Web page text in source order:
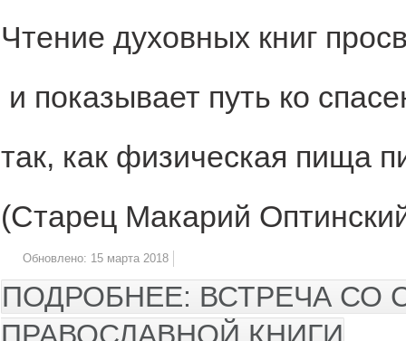
Чтение духовных книг
и показывает путь ко
так, как физическая пища
(Старец Макарий
Обновлено: 15 марта 2018
ПОДРОБНЕЕ: ВСТРЕЧА СО